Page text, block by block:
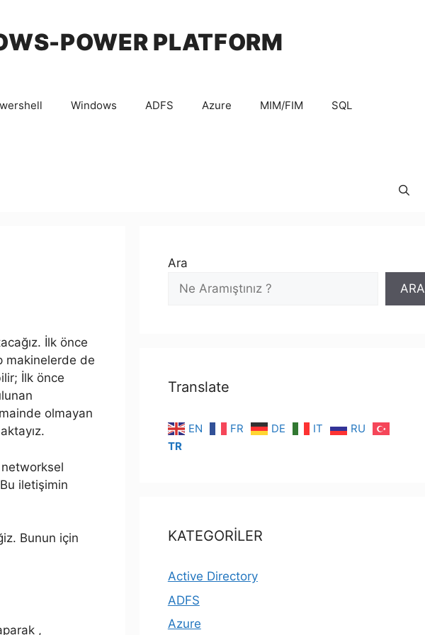
POWER PLATFORM
Windows ADFS Azure MIM/FIM SQL
İlk önce
makinelerde de
İlk önce
olmayan
iletişimin
Bunun için
,
Ara
ARA
Translate
EN FR DE IT
RU
TR
KATEGORİLER
Active Directory
ADFS
Azure